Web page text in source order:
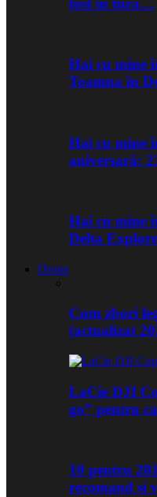
Hai cu mine
Toamna în
Hai cu mine
aniversară:
Hai cu mine
Delta
Drone
Cum zbori
(actualizat
LaCie DJI
go” pentru
10 pentru
recomand si